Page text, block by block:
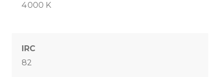
4 000 K
IRC
82